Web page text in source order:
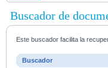
Buscador de
Este buscador facilita la
Buscador